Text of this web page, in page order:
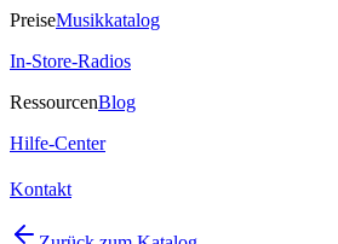
PreiseMusikkatalog
In-Store-Radios
RessourcenBlog
Hilfe-Center
Kontakt